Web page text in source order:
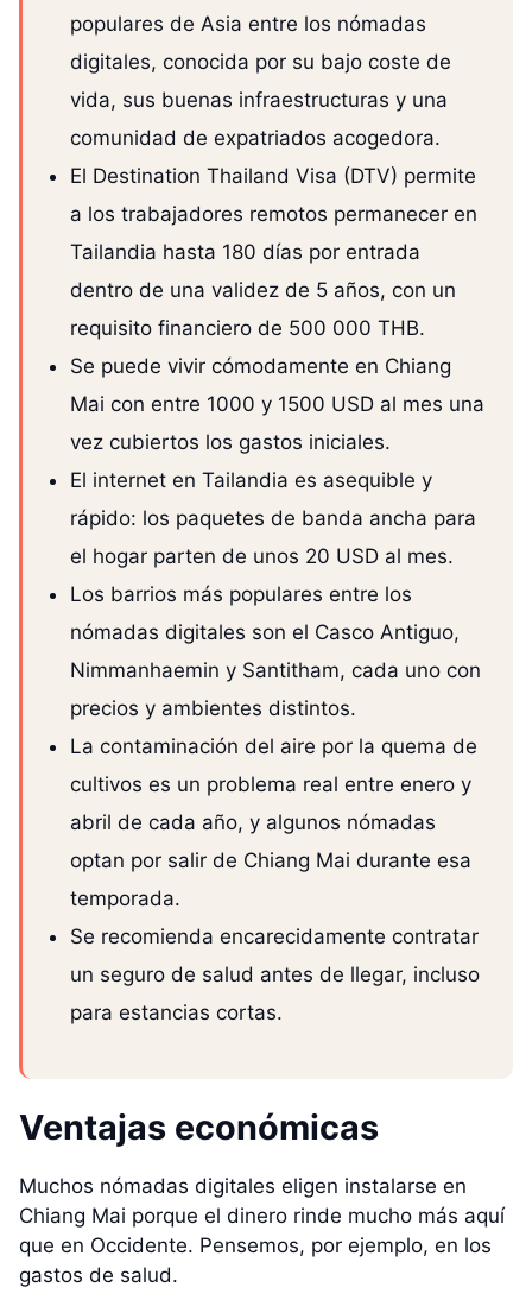
populares de Asia entre los nómadas
digitales, conocida por su bajo coste de
vida, sus buenas infraestructuras y una
comunidad de expatriados acogedora.
El Destination Thailand Visa (DTV) permite
a los trabajadores remotos permanecer en
Tailandia hasta 180 días por entrada
dentro de una validez de 5 años, con un
requisito financiero de 500 000 THB.
Se puede vivir cómodamente en Chiang
Mai con entre 1000 y 1500 USD al mes una
vez cubiertos los gastos iniciales.
El internet en Tailandia es asequible y
rápido: los paquetes de banda ancha para
el hogar parten de unos 20 USD al mes.
Los barrios más populares entre los
nómadas digitales son el Casco Antiguo,
Nimmanhaemin y Santitham, cada uno con
precios y ambientes distintos.
La contaminación del aire por la quema de
cultivos es un problema real entre enero y
abril de cada año, y algunos nómadas
optan por salir de Chiang Mai durante esa
temporada.
Se recomienda encarecidamente contratar
un seguro de salud antes de llegar, incluso
para estancias cortas.
Ventajas económicas
Muchos nómadas digitales eligen instalarse en
Chiang Mai porque el dinero rinde mucho más aquí
que en Occidente. Pensemos, por ejemplo, en los
gastos de salud.